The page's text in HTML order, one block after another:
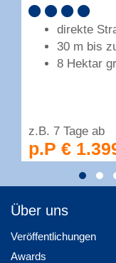
direkte
30 m bis
8 Hektar
z.B. 7 Tage ab
p.P €
Über uns
Veröffentlichungen
Awards